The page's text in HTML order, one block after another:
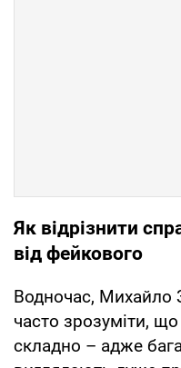
Як відрізнити
від фейкового
Водночас, Михайло
часто зрозуміти,
складно – адже